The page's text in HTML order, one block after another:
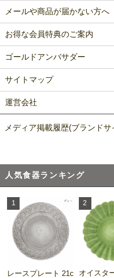
メールや商品が届かない方へ
お得な会員特典のご案内
ゴールドアンバサダー
サイトマップ
運営会社
メディア掲載履歴(ブランドサ
人気食器ランキング
1
レースプレート 21c
2
オイスタ